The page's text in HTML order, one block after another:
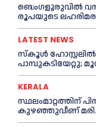
ബെംഗളൂരുവിൽ വന്‍
രൂപയുടെ
LATEST NEWS
സ്കൂള്‍ ഹോസ്റ്റലിൽ
പാമ്പുകടിയേറ്റു;
KERALA
സ്ഥലംമാറ്റത്തിന്
കുഴഞ്ഞുവീണ്